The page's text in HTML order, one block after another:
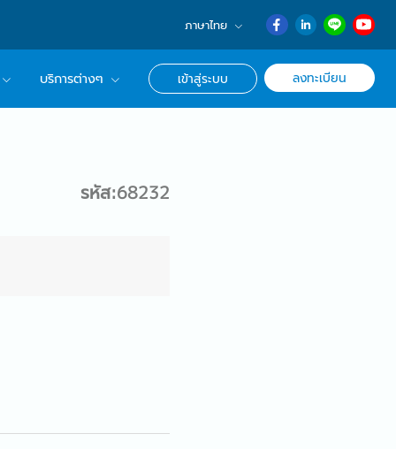
ภาษาไทย
English
日本語
บริการต่างๆ เข้าสู่ระบบ ลงทะเบียน
รหัส:68232